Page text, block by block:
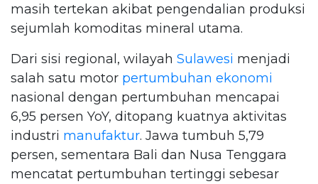
masih tertekan akibat pengendalian produksi
sejumlah komoditas mineral utama.
Dari sisi regional, wilayah Sulawesi menjadi
salah satu motor pertumbuhan ekonomi
nasional dengan pertumbuhan mencapai
6,95 persen YoY, ditopang kuatnya aktivitas
industri manufaktur. Jawa tumbuh 5,79
persen, sementara Bali dan Nusa Tenggara
mencatat pertumbuhan tertinggi sebesar